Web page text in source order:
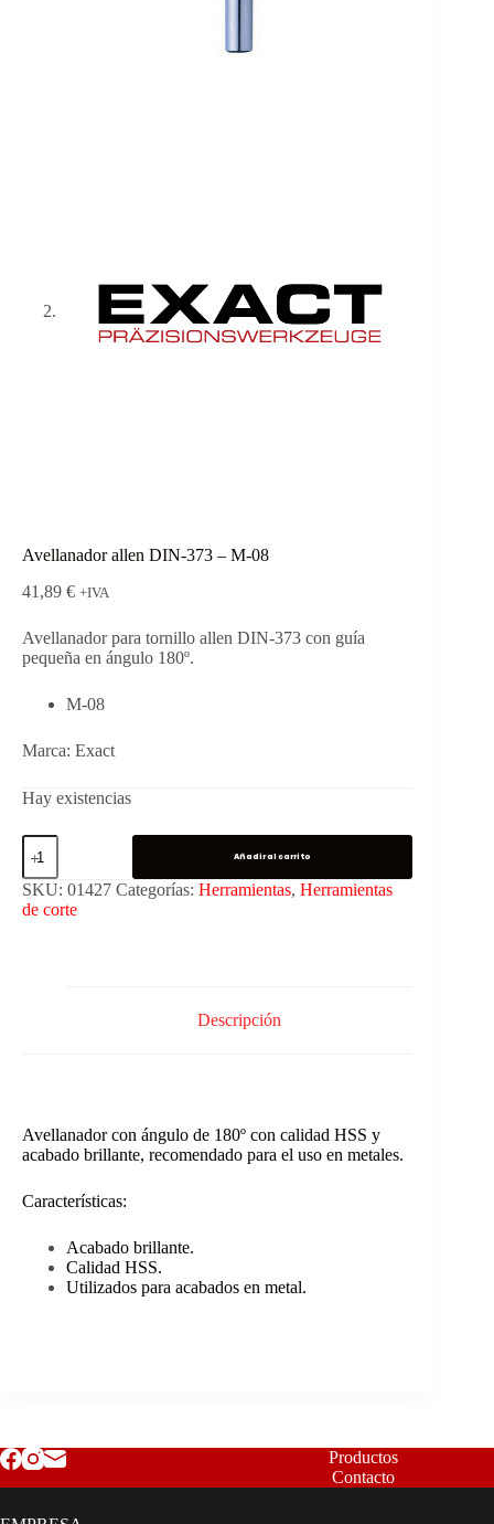
Avellanador allen DIN-373 – M-08
41,89 € +IVA
Avellanador para tornillo allen DIN-373 con guía
pequeña en ángulo 180º.
M-08
Marca: Exact
Hay existencias
Añadir al carrito
SKU: 01427 Categorías: Herramientas, Herramientas
de corte
Descripción
Avellanador con ángulo de 180º con calidad HSS y
acabado brillante, recomendado para el uso en metales.
Características:
Acabado brillante.
Calidad HSS.
Utilizados para acabados en metal.
Productos
Contacto